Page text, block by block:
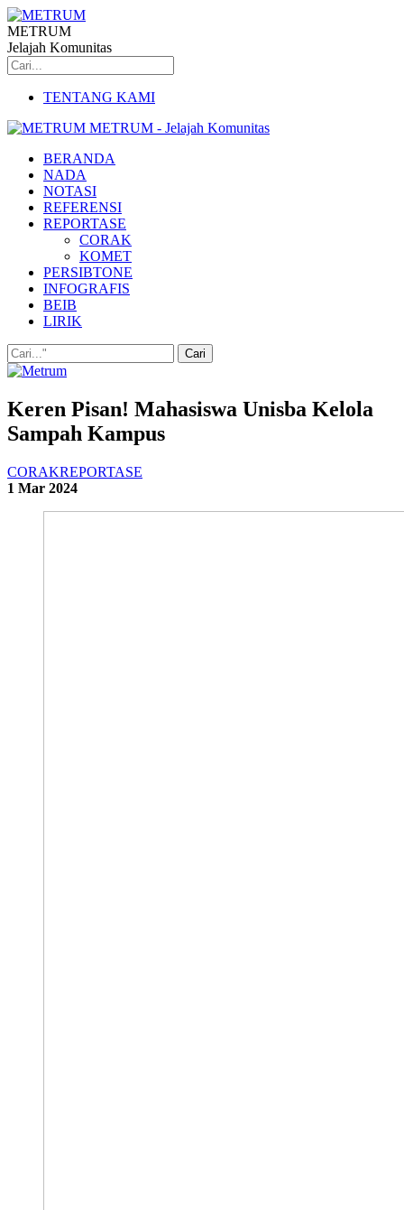
METRUM
Jelajah Komunitas
TENTANG KAMI
METRUM - Jelajah Komunitas
BERANDA
NADA
NOTASI
REFERENSI
REPORTASE
CORAK
KOMET
PERSIBTONE
INFOGRAFIS
BEIB
LIRIK
Keren Pisan! Mahasiswa Unisba Kelola
Sampah Kampus
CORAKREPORTASE
1 Mar 2024